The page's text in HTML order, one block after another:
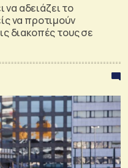
να αδειάζει το
να προτιμούν
διακοπές τους σε